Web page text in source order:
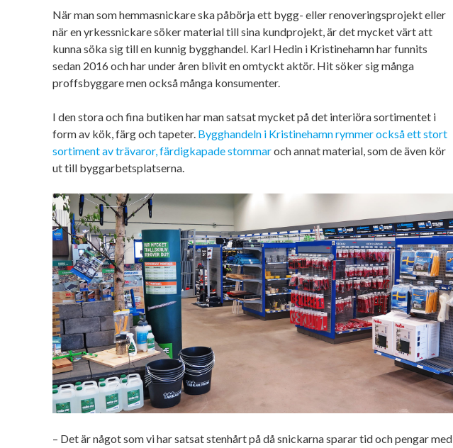
När man som hemmasnickare ska påbörja ett bygg- eller renoveringsprojekt eller
när en yrkessnickare söker material till sina kundprojekt, är det mycket värt att
kunna söka sig till en kunnig bygghandel. Karl Hedin i Kristinehamn har funnits
sedan 2016 och har under åren blivit en omtyckt aktör. Hit söker sig många
proffsbyggare men också många konsumenter.
I den stora och fina butiken har man satsat mycket på det interiöra sortimentet i
form av kök, färg och tapeter. Bygghandeln i Kristinehamn rymmer också ett stort
sortiment av trävaror, färdigkapade stommaroch annat material, som de även kör
ut till byggarbetsplatserna.
– Det är något som vi har satsat stenhårt på då snickarna sparar tid och pengar med